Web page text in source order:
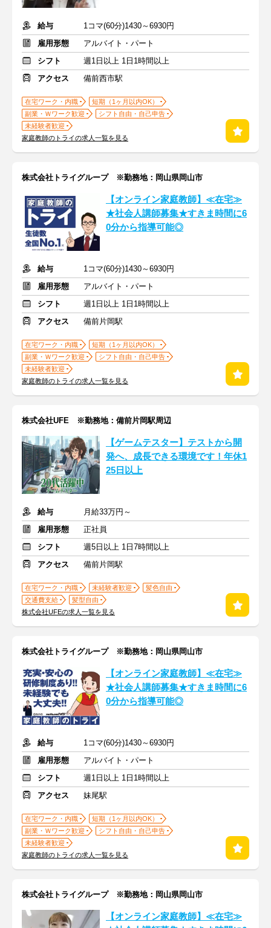
給与
1コマ(60分)1430～6930円
雇用形態
アルバイト・パート
シフト
週1日以上 1日1時間以上
アクセス
備前西市駅
在宅ワーク・内職
短期（1ヶ月以内OK）
副業・Ｗワーク歓迎
シフト自由・自己申告
未経験者歓迎
家庭教師のトライの求人一覧を見る
株式会社トライグループ ※勤務地：岡山県岡山市
【オンライン家庭教師】≪在宅≫
★社会人講師募集★すきま時間に6
0分から指導可能◎
給与
1コマ(60分)1430～6930円
雇用形態
アルバイト・パート
シフト
週1日以上 1日1時間以上
アクセス
備前片岡駅
在宅ワーク・内職
短期（1ヶ月以内OK）
副業・Ｗワーク歓迎
シフト自由・自己申告
未経験者歓迎
家庭教師のトライの求人一覧を見る
株式会社UFE ※勤務地：備前片岡駅周辺
【ゲームテスター】テストから開
発へ、成長できる環境です！年休1
25日以上
給与
月給33万円～
雇用形態
正社員
シフト
週5日以上 1日7時間以上
アクセス
備前片岡駅
在宅ワーク・内職 未経験者歓迎
髪色自由
交通費支給
髪型自由
株式会社UFEの求人一覧を見る
株式会社トライグループ ※勤務地：岡山県岡山市
【オンライン家庭教師】≪在宅≫
★社会人講師募集★すきま時間に6
0分から指導可能◎
給与
1コマ(60分)1430～6930円
雇用形態
アルバイト・パート
シフト
週1日以上 1日1時間以上
アクセス
妹尾駅
在宅ワーク・内職
短期（1ヶ月以内OK）
副業・Ｗワーク歓迎
シフト自由・自己申告
未経験者歓迎
家庭教師のトライの求人一覧を見る
株式会社トライグループ ※勤務地：岡山県岡山市
【オンライン家庭教師】≪在宅≫